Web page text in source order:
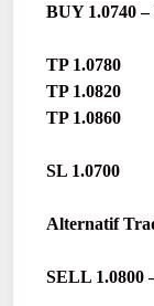
BUY 1.0740 –
TP 1.0780
TP 1.0820
TP 1.0860
SL 1.0700
Alternatif
SELL 1.0800